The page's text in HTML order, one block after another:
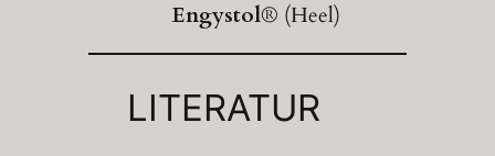
Engystol® (Heel)
LITERATUR